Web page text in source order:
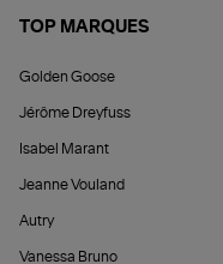
TOP MARQUES
Golden Goose
Jérôme Dreyfuss
Isabel Marant
Jeanne Vouland
Autry
Vanessa Bruno